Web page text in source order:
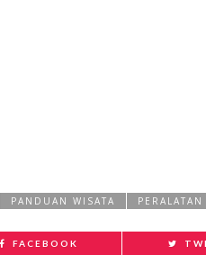
PANDUAN WISATA
FACEBOOK